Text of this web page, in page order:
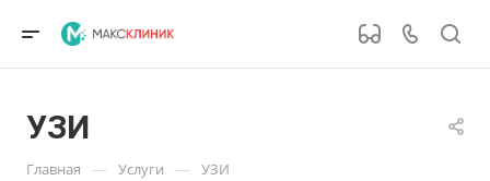
УЗИ
Главная — Услуги — УЗИ